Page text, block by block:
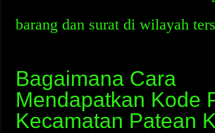
barang dan surat di wilayah
Bagaimana Cara
Mendapatkan Kode
Kecamatan Patean